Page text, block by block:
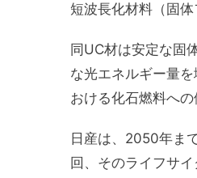
短波長化材料（固
同UC材は安定な固
な光エネルギー量
おける化石燃料へ
日産は、2050年ま
回、そのライフサ